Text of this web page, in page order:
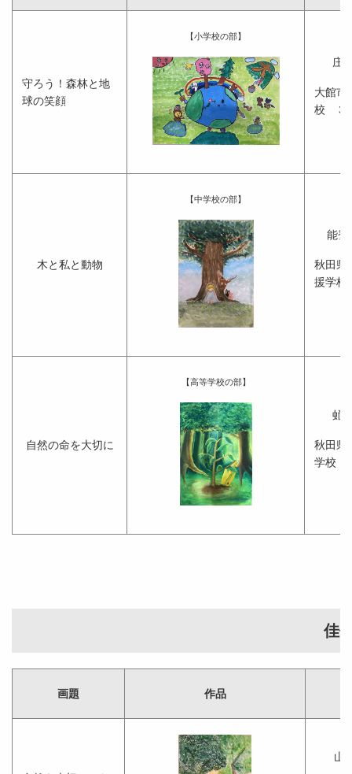
守ろう！森林と地
球の笑顔
【小学校の部】
庄
大館市
校 ３
木と私と動物
【中学校の部】
能
秋田県
援学校
自然の命を大切に
【高等学校の部】
虻
秋田県
学校
佳
画題 作品
山